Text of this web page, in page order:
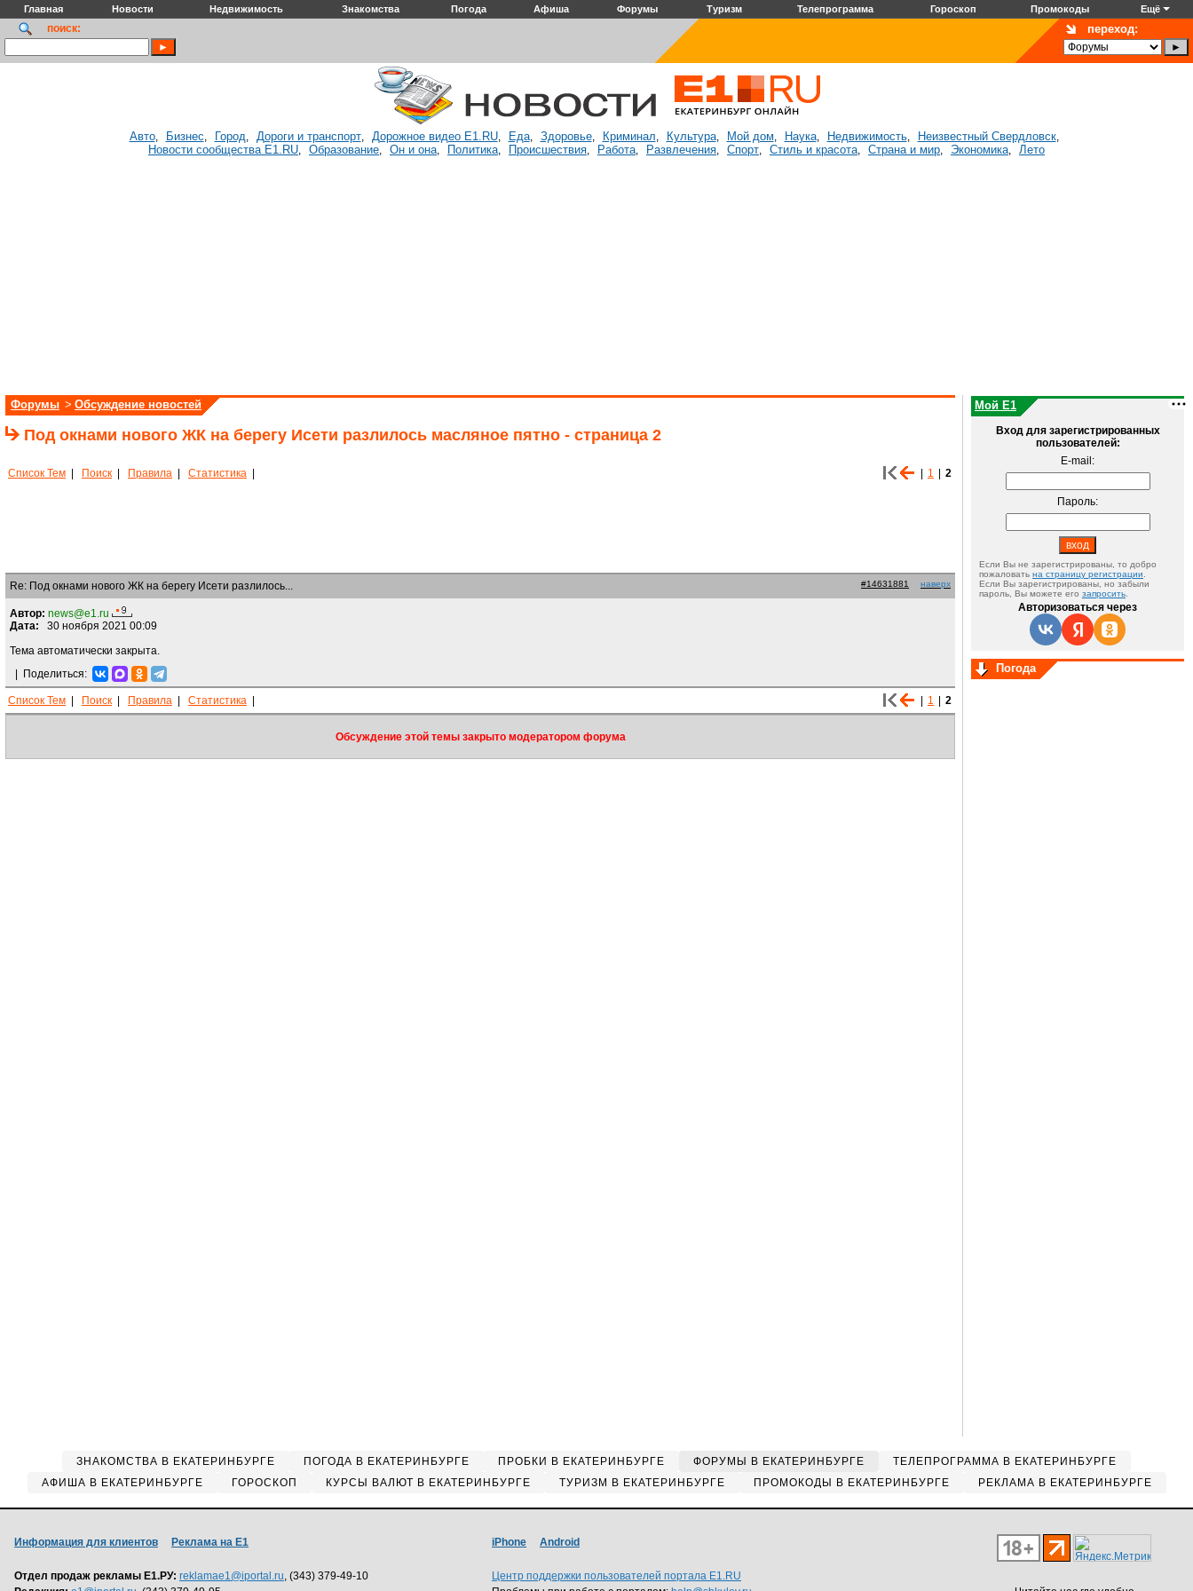
Главная Новости Недвижимость Знакомства Погода Афиша Форумы Туризм Телепрограмма Гороскоп Промокоды Ещё
поиск: переход:
Авто, Бизнес, Город, Дороги и транспорт, Дорожное видео E1.RU, Еда, Здоровье, Криминал, Культура, Мой дом, Наука, Недвижимость, Неизвестный Свердловск,
Новости сообщества E1.RU, Образование, Он и она, Политика, Происшествия, Работа, Развлечения, Спорт, Стиль и красота, Страна и мир, Экономика, Лето
Форумы > Обсуждение новостей
Под окнами нового ЖК на берегу Исети разлилось масляное пятно - страница 2
Список Тем Поиск Правила Статистика 1 2
Re: Под окнами нового ЖК на берегу Исети разлилось... #14631881 наверх
Автор: news@e1.ru
Дата: 30 ноября 2021 00:09
Тема автоматически закрыта.
Поделиться:
Список Тем Поиск Правила Статистика 1 2
Обсуждение этой темы закрыто модератором форума
Мой E1
Вход для зарегистрированных
пользователей:
E-mail:
Пароль:
Если Вы не зарегистрированы, то добро
пожаловать на страницу регистрации
Если Вы зарегистрированы, но забыли
пароль, Вы можете его запросить
Авторизоваться через
Погода
ЗНАКОМСТВА В ЕКАТЕРИНБУРГЕ ПОГОДА В ЕКАТЕРИНБУРГЕ ПРОБКИ В ЕКАТЕРИНБУРГЕ ФОРУМЫ В ЕКАТЕРИНБУРГЕ
ТЕЛЕПРОГРАММА В ЕКАТЕРИНБУРГЕ
АФИША В ЕКАТЕРИНБУРГЕ
ГОРОСКОП КУРСЫ ВАЛЮТ В ЕКАТЕРИНБУРГЕ ТУРИЗМ В ЕКАТЕРИНБУРГЕ ПРОМОКОДЫ В ЕКАТЕРИНБУРГЕ РЕКЛАМА В ЕКАТЕРИНБУРГЕ
Информация для клиентов Реклама на Е1
Отдел продаж рекламы Е1.РУ: reklamae1@iportal.ru, (343) 379-49-10
iPhone Android
Центр поддержки пользователей портала E1.RU